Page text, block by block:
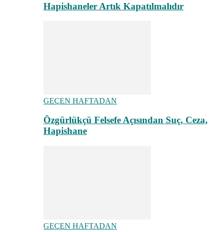
Hapishaneler Artık Kapatılmalıdır
GEÇEN HAFTADAN
Özgürlükçü Felsefe Açısından Suç, Ceza,
Hapishane
GEÇEN HAFTADAN